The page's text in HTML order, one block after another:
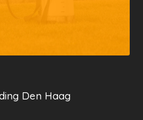
Den Haag